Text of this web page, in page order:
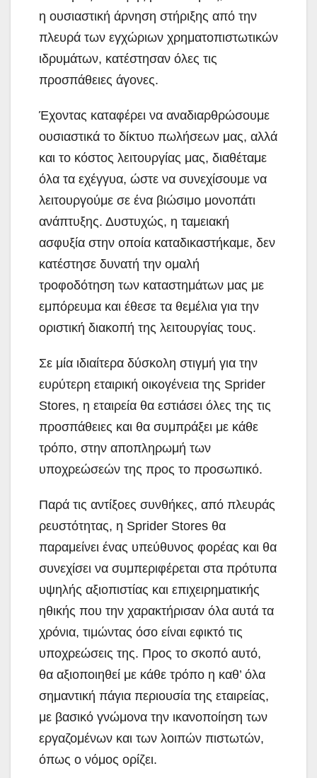
η ουσιαστική άρνηση στήριξης από την
πλευρά των εγχώριων χρηματοπιστωτικών
ιδρυμάτων, κατέστησαν όλες τις
προσπάθειες άγονες.
Έχοντας καταφέρει να αναδιαρθρώσουμε
ουσιαστικά το δίκτυο πωλήσεων μας, αλλά
και το κόστος λειτουργίας μας, διαθέταμε
όλα τα εχέγγυα, ώστε να συνεχίσουμε να
λειτουργούμε σε ένα βιώσιμο μονοπάτι
ανάπτυξης. Δυστυχώς, η ταμειακή
ασφυξία στην οποία καταδικαστήκαμε, δεν
κατέστησε δυνατή την ομαλή
τροφοδότηση των καταστημάτων μας με
εμπόρευμα και έθεσε τα θεμέλια για την
οριστική διακοπή της λειτουργίας τους.
Σε μία ιδιαίτερα δύσκολη στιγμή για την
ευρύτερη εταιρική οικογένεια της Sprider
Stores, η εταιρεία θα εστιάσει όλες της τις
προσπάθειες και θα συμπράξει με κάθε
τρόπο, στην αποπληρωμή των
υποχρεώσεών της προς το προσωπικό.
Παρά τις αντίξοες συνθήκες, από πλευράς
ρευστότητας, η Sprider Stores θα
παραμείνει ένας υπεύθυνος φορέας και θα
συνεχίσει να συμπεριφέρεται στα πρότυπα
υψηλής αξιοπιστίας και επιχειρηματικής
ηθικής που την χαρακτήρισαν όλα αυτά τα
χρόνια, τιμώντας όσο είναι εφικτό τις
υποχρεώσεις της. Προς το σκοπό αυτό,
θα αξιοποιηθεί με κάθε τρόπο η καθ’ όλα
σημαντική πάγια περιουσία της εταιρείας,
με βασικό γνώμονα την ικανοποίηση των
εργαζομένων και των λοιπών πιστωτών,
όπως ο νόμος ορίζει.